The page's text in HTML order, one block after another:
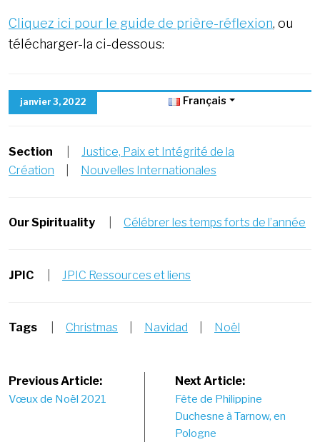
Cliquez ici pour le guide de prière-réflexion, ou
télécharger-la ci-dessous:
janvier 3, 2022 Français
Section
Justice, Paix et Intégrité de la
Création
Nouvelles Internationales
Our Spirituality Célébrer les temps forts de l’année
JPIC JPIC Ressources et liens
Tags Christmas Navidad Noël
Post
Previous Article:
Vœux de Noël 2021
Next Article:
Fête de Philippine
Duchesne à Tarnow, en
Pologne